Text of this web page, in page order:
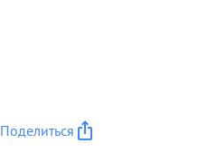
Поделиться